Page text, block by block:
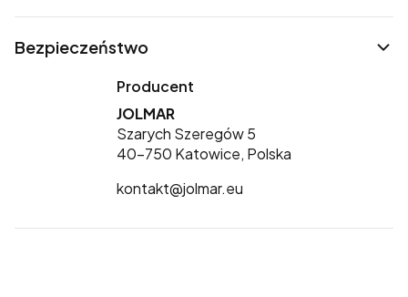
Bezpieczeństwo
Producent
JOLMAR
Szarych Szeregów 5
40-750 Katowice, Polska
kontakt@jolmar.eu